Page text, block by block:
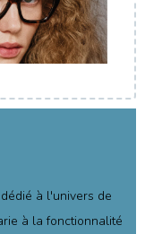
à l'univers de
à la fonctionnalité